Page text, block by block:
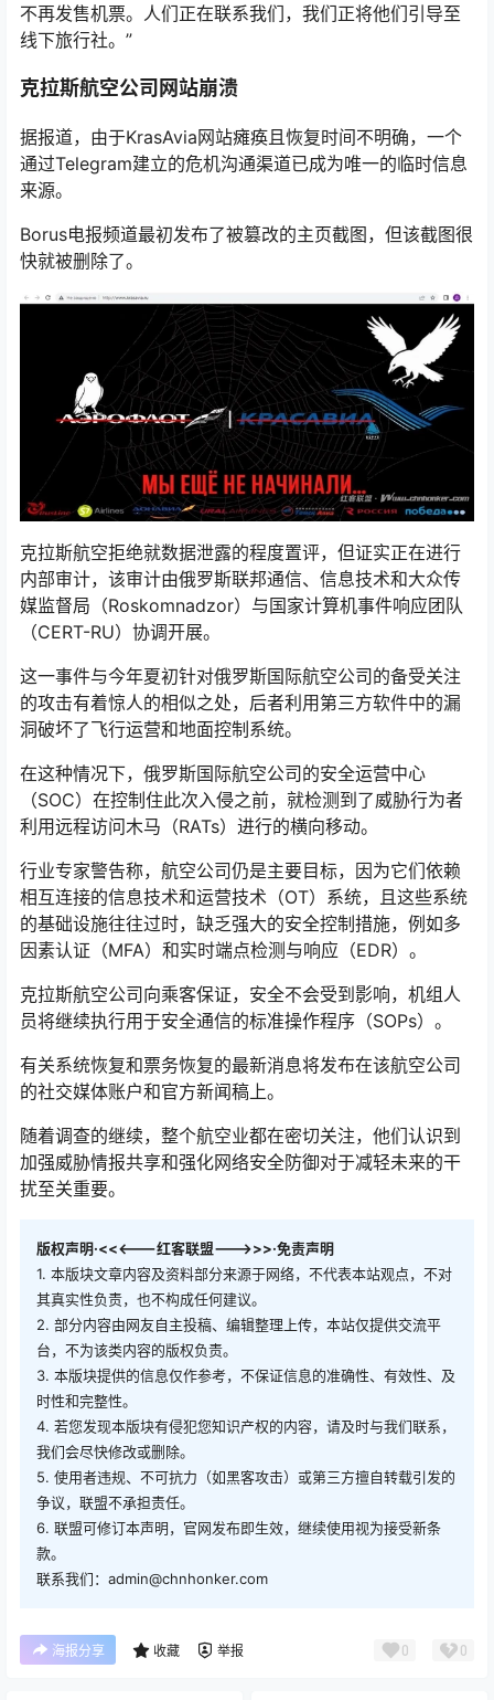
不再发售机票。人们正在联系我们，我们正将他们引导至
线下旅行社。”
克拉斯航空公司网站崩溃
据报道，由于KrasAvia网站瘫痪且恢复时间不明确，一个
通过Telegram建立的危机沟通渠道已成为唯一的临时信息
来源。
Borus电报频道最初发布了被篡改的主页截图，但该截图很
快就被删除了。
克拉斯航空拒绝就数据泄露的程度置评，但证实正在进行
内部审计，该审计由俄罗斯联邦通信、信息技术和大众传
媒监督局（Roskomnadzor）与国家计算机事件响应团队
（CERT-RU）协调开展。
这一事件与今年夏初针对俄罗斯国际航空公司的备受关注
的攻击有着惊人的相似之处，后者利用第三方软件中的漏
洞破坏了飞行运营和地面控制系统。
在这种情况下，俄罗斯国际航空公司的安全运营中心
（SOC）在控制住此次入侵之前，就检测到了威胁行为者
利用远程访问木马（RATs）进行的横向移动。
行业专家警告称，航空公司仍是主要目标，因为它们依赖
相互连接的信息技术和运营技术（OT）系统，且这些系统
的基础设施往往过时，缺乏强大的安全控制措施，例如多
因素认证（MFA）和实时端点检测与响应（EDR）。
克拉斯航空公司向乘客保证，安全不会受到影响，机组人
员将继续执行用于安全通信的标准操作程序（SOPs）。
有关系统恢复和票务恢复的最新消息将发布在该航空公司
的社交媒体账户和官方新闻稿上。
随着调查的继续，整个航空业都在密切关注，他们认识到
加强威胁情报共享和强化网络安全防御对于减轻未来的干
扰至关重要。
版权声明·<<<---红客联盟--->>>·免责声明
1. 本版块文章内容及资料部分来源于网络，不代表本站观点，不对
其真实性负责，也不构成任何建议。
2. 部分内容由网友自主投稿、编辑整理上传，本站仅提供交流平
台，不为该类内容的版权负责。
3. 本版块提供的信息仅作参考，不保证信息的准确性、有效性、及
时性和完整性。
4. 若您发现本版块有侵犯您知识产权的内容，请及时与我们联系，
我们会尽快修改或删除。
5. 使用者违规、不可抗力（如黑客攻击）或第三方擅自转载引发的
争议，联盟不承担责任。
6. 联盟可修订本声明，官网发布即生效，继续使用视为接受新条
款。
联系我们：admin@chnhonker.com
海报分享 收藏 举报 0 0